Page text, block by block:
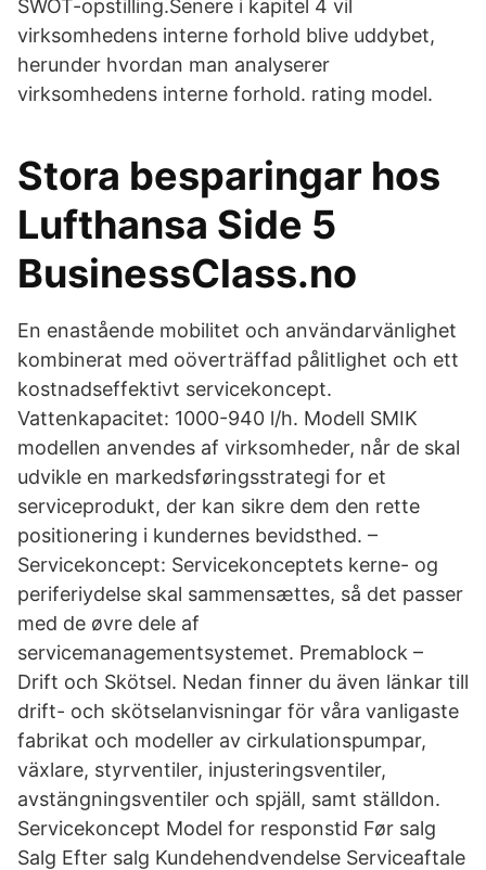
SWOT-opstilling.Senere i kapitel 4 vil
virksomhedens interne forhold blive uddybet,
herunder hvordan man analyserer
virksomhedens interne forhold. rating model.
Stora besparingar hos
Lufthansa Side 5
BusinessClass.no
En enastående mobilitet och användarvänlighet
kombinerat med oöverträffad pålitlighet och ett
kostnadseffektivt servicekoncept.
Vattenkapacitet: 1000-940 l/h. Modell SMIK
modellen anvendes af virksomheder, når de skal
udvikle en markedsføringsstrategi for et
serviceprodukt, der kan sikre dem den rette
positionering i kundernes bevidsthed. –
Servicekoncept: Servicekonceptets kerne- og
periferiydelse skal sammensættes, så det passer
med de øvre dele af
servicemanagementsystemet. Premablock –
Drift och Skötsel. Nedan finner du även länkar till
drift- och skötselanvisningar för våra vanligaste
fabrikat och modeller av cirkulationspumpar,
växlare, styrventiler, injusteringsventiler,
avstängningsventiler och spjäll, samt ställdon.
Servicekoncept Model for responstid Før salg
Salg Efter salg Kundehendvendelse Serviceaftale